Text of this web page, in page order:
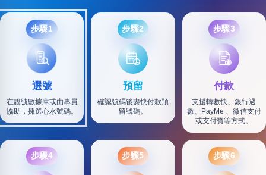
步驟1
選號
在靚號數據庫或由專員
協助，揀選心水號碼。
步驟2
預留
確認號碼後盡快付款預
留號碼。
步驟3
付款
支援轉數快、銀行過
數、PayMe 、微信支付
或支付寶等方式。
步驟4 步驟5 步驟6